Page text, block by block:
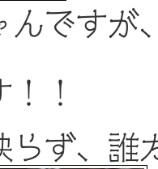
んですが
！
らず、誰